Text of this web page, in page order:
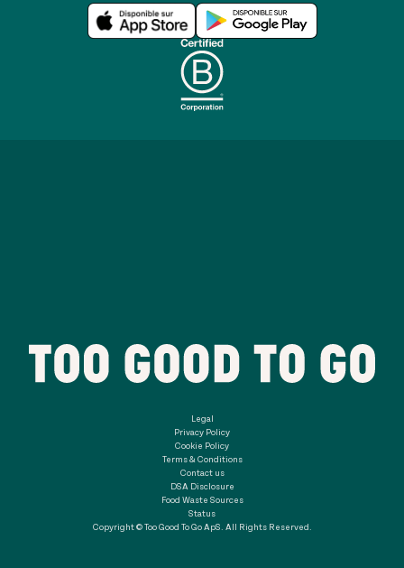
Legal
Privacy Policy
Cookie Policy
Terms & Conditions
Contact us
DSA Disclosure
Food Waste Sources
Status
Copyright © Too Good To Go ApS. All Rights Reserved.